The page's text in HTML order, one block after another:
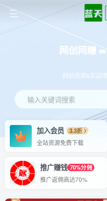
网创网赚
网创资源&实战
输入关键词搜索
加入会员
3.3折
全站资源免费下载
推广赚钱 70%分佣
推广返佣高达70%